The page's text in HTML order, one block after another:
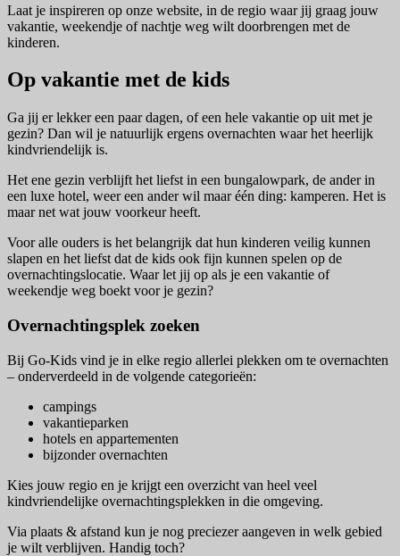
Laat je inspireren op onze website, in de regio waar jij graag jouw
vakantie, weekendje of nachtje weg wilt doorbrengen met de
kinderen.
Op vakantie met de kids
Ga jij er lekker een paar dagen, of een hele vakantie op uit met je
gezin? Dan wil je natuurlijk ergens overnachten waar het heerlijk
kindvriendelijk is.
Het ene gezin verblijft het liefst in een bungalowpark, de ander in
een luxe hotel, weer een ander wil maar één ding: kamperen. Het is
maar net wat jouw voorkeur heeft.
Voor alle ouders is het belangrijk dat hun kinderen veilig kunnen
slapen en het liefst dat de kids ook fijn kunnen spelen op de
overnachtingslocatie. Waar let jij op als je een vakantie of
weekendje weg boekt voor je gezin?
Overnachtingsplek zoeken
Bij Go-Kids vind je in elke regio allerlei plekken om te overnachten
– onderverdeeld in de volgende categorieën:
campings
vakantieparken
hotels en appartementen
bijzonder overnachten
Kies jouw regio en je krijgt een overzicht van heel veel
kindvriendelijke overnachtingsplekken in die omgeving.
Via plaats & afstand kun je nog preciezer aangeven in welk gebied
je wilt verblijven. Handig toch?